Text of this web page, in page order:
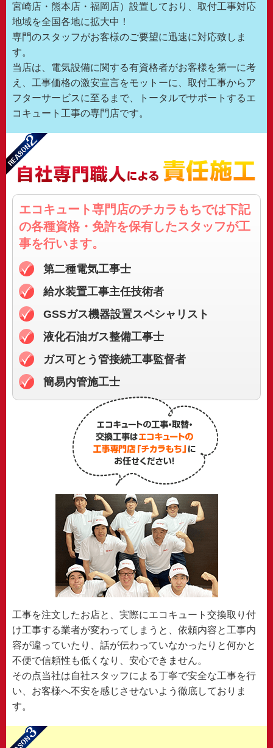
宮崎店・熊本店・福岡店）設置しており、取付工事対応
地域を全国各地に拡大中！
専門のスタッフがお客様のご要望に迅速に対応致しま
す。
当店は、電気設備に関する有資格者がお客様を第一に考
え、工事価格の激安宣言をモットーに、取付工事からア
フターサービスに至るまで、トータルでサポートするエ
コキュート工事の専門店です。
エコキュート専門店のチカラもちでは下記
の各種資格・免許を保有したスタッフが工
事を行います。
第二種電気工事士
給水装置工事主任技術者
GSSガス機器設置スペシャリスト
液化石油ガス整備工事士
ガス可とう管接続工事監督者
簡易内管施工士
工事を注文したお店と、実際にエコキュート交換取り付
け工事する業者が変わってしまうと、依頼内容と工事内
容が違っていたり、話が伝わっていなかったりと何かと
不便で信頼性も低くなり、安心できません。
その点当社は自社スタッフによる丁寧で安全な工事を行
い、お客様へ不安を感じさせないよう徹底しておりま
す。